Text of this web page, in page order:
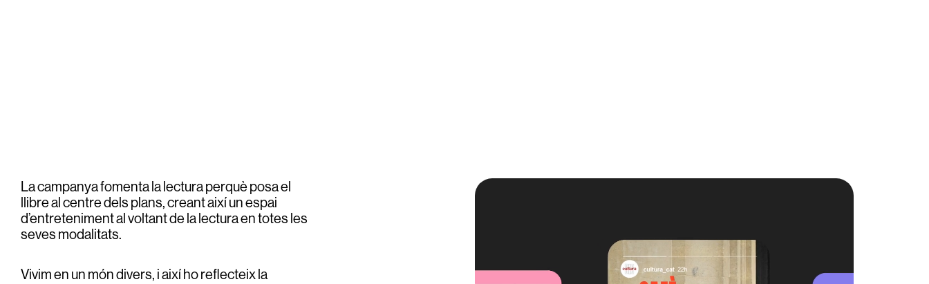
La campanya fomenta la lectura perquè posa el
llibre al centre dels plans, creant així un espai
d’entreteniment al voltant de la lectura en totes les
seves modalitats.
Vivim en un món divers, i així ho reflecteix la